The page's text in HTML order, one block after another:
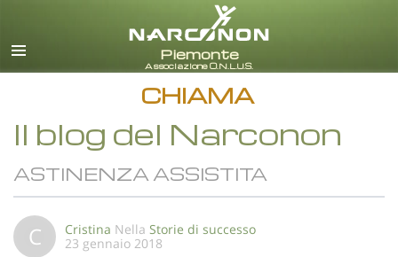
italiano
CHIAMA
Il blog del Narconon
ASTINENZA ASSISTITA
C Cristina Nella Storie di successo
23 gennaio 2018